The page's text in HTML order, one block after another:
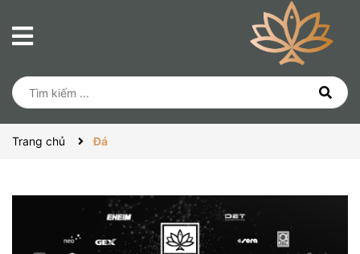
Trang chủ Đá